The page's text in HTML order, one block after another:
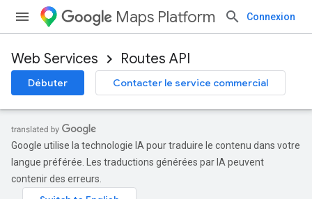
Maps Platform Connexion
Web Services Routes API
Débuter Contacter le service commercial
Google utilise la technologie IA pour traduire le contenu dans votre
langue préférée. Les traductions générées par IA peuvent
contenir des erreurs.